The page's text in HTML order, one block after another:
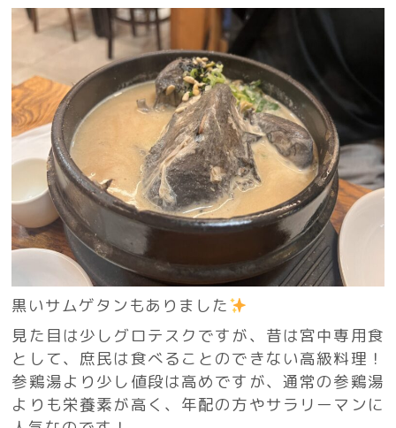
黒いサムゲタンもありました
見た目は少しグロテスクですが、昔は宮中専用食
として、庶民は食べることのできない高級料理！
参鶏湯より少し値段は高めですが、通常の参鶏湯
よりも栄養素が高く、年配の方やサラリーマンに